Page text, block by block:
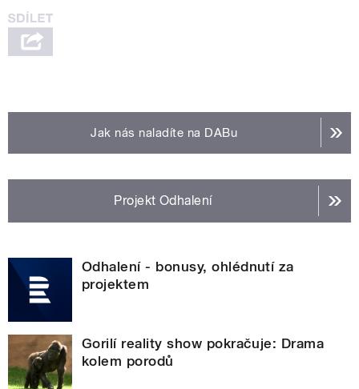
Jak nás naladíte na DABu
Projekt Odhalení
Odhalení - bonusy, ohlédnutí za
projektem
Gorilí reality show pokračuje: Drama
kolem porodů